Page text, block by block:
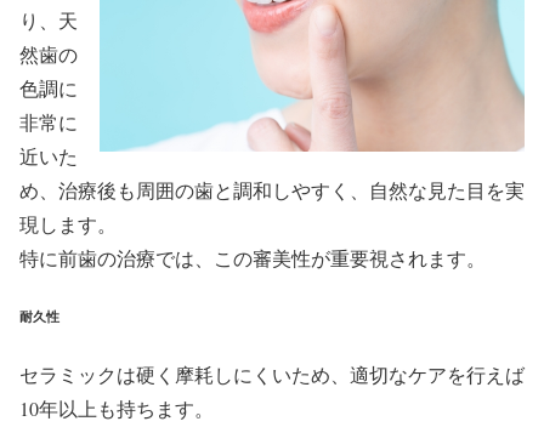
り、天
然歯の
色調に
非常に
近いた
め、治療後も周囲の歯と調和しやすく、自然な見た目を実
現します。
特に前歯の治療では、この審美性が重要視されます。
耐久性
セラミックは硬く摩耗しにくいため、適切なケアを行えば
10年以上も持ちます。